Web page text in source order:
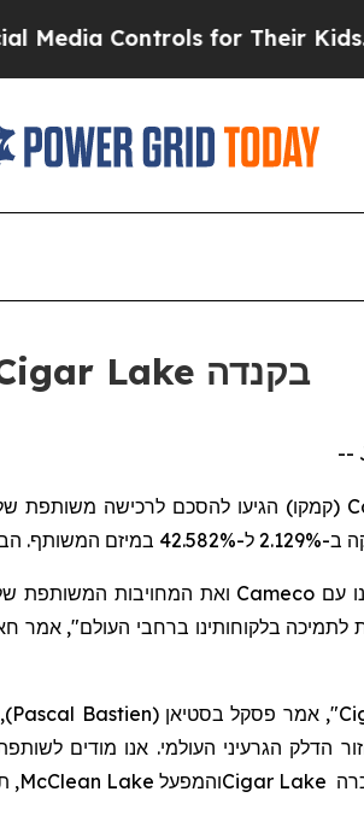
Controls for Their Kids.
Orano מגדילה את הבעלות במכרה Cigar Lake בקנדה
(קמקו) הגיעו להסכם לרכישה משותפת של 5%
של
עם Cameco ואת המחויבות המשותפת
בלקוחותינו ברחבי העולם", אמר
",אמר פסקל בסטיאן (
Pascal Bastien
)
הגרעיני העולמי. אנו מודים
Cigar Lakeוהמפעל McClean Lake
,